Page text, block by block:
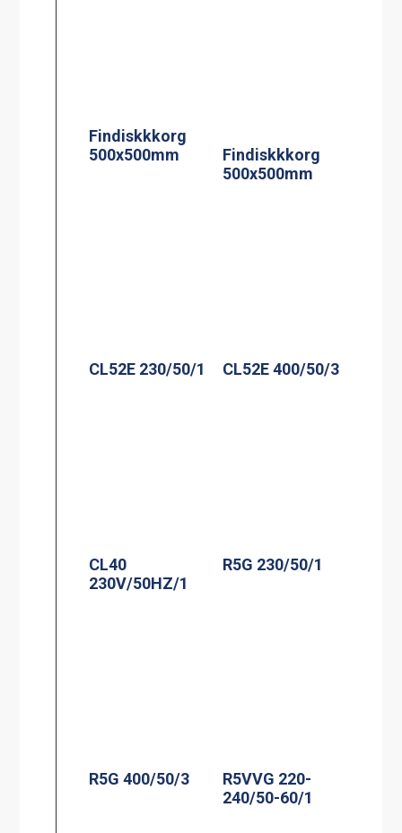
Findiskkkorg
500x500mm
Findiskkkorg
500x500mm
CL52E 230/50/1 CL52E 400/50/3
CL40
230V/50HZ/1
R5G 230/50/1
R5G 400/50/3
R5VVG 220-
240/50-60/1